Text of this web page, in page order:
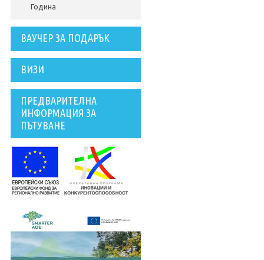
Година
ВАУЧЕР ЗА ПОДАРЪК
ВИЗИ
ПРЕДВАРИТЕЛНА
ИНФОРМАЦИЯ ЗА
ПЪТУВАНЕ